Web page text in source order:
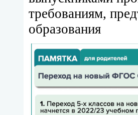
требованиям,
образования